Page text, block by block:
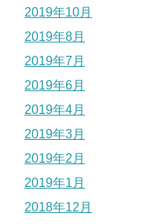
2019年10月
2019年8月
2019年7月
2019年6月
2019年4月
2019年3月
2019年2月
2019年1月
2018年12月